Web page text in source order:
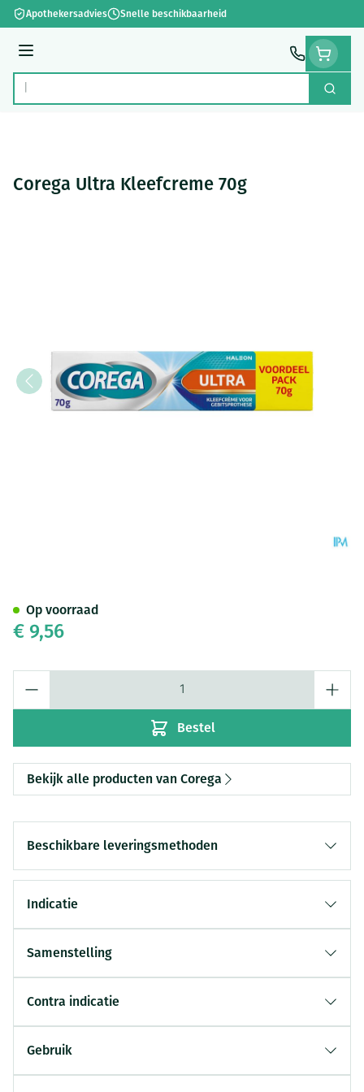
Ga naar de inhoud
Apothekersadvies Snelle beschikbaarheid
Menu
Product, merk, categorie... Zoek
Corega Ultra Kleefcreme 70g
€ 9,56
Bestel
Op voorraad
Bekijk alle producten van Corega
Beschikbare leveringsmethoden
Indicatie
Samenstelling
Contra indicatie
Gebruik